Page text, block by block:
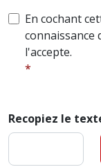
En cochant
connaissance
l'accepte.
Recopiez le